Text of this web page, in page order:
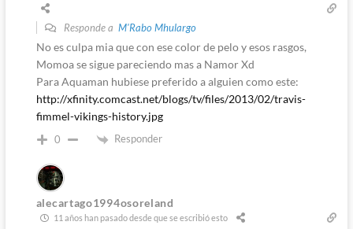
Responde a M'Rabo Mhulargo
No es culpa mia que con ese color de pelo y esos rasgos,
Momoa se sigue pareciendo mas a Namor Xd
Para Aquaman hubiese preferido a alguien como este:
http://xfinity.comcast.net/blogs/tv/files/2013/02/travis-
fimmel-vikings-history.jpg
0 Responder
alecartago1994osoreland
11 años han pasado desde que se escribió esto